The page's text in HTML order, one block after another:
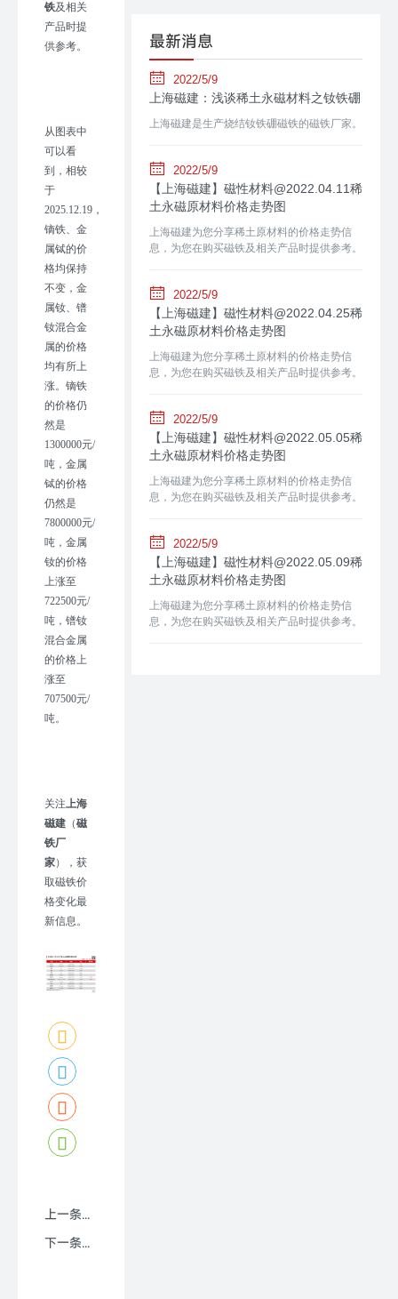
铁及相关
产品时提
供参考。
从图表中
可以看
到，相较
于
2025.12.19，
镝铁、金
属铽的价
格均保持
不变， 金
属钕、 镨
钕混合金
属的价格
均有所上
涨。 镝铁
的价格仍
然是
1300000元/
吨 ， 金属
铽的价格
仍然是
7800000元/
吨 ， 金属
钕的价格
上涨至
722500元/
吨 ， 镨钕
混合金属
的价格上
涨至
707500元/
吨。
关注上海
磁建 （磁
铁厂
家）
，获
取磁铁价
格变化最
新信息。
上一条：上海磁建：浅谈稀土永磁材料之钕铁硼
下一条：【上海磁建】磁性材料@2025.12.29稀土永磁原材料价格走势图
最新消息
2022/5/9
上海磁建：浅谈稀土永磁材料之钕铁硼
上海磁建是生产烧结钕铁硼磁铁的磁铁厂家。
2022/5/9
【上海磁建】磁性材料@2022.04.11稀
土永磁原材料价格走势图
上海磁建为您分享稀土原材料的价格走势信
息，为您在购买磁铁及相关产品时提供参考。
2022/5/9
【上海磁建】磁性材料@2022.04.25稀
土永磁原材料价格走势图
上海磁建为您分享稀土原材料的价格走势信
息，为您在购买磁铁及相关产品时提供参考。
2022/5/9
【上海磁建】磁性材料@2022.05.05稀
土永磁原材料价格走势图
上海磁建为您分享稀土原材料的价格走势信
息，为您在购买磁铁及相关产品时提供参考。
2022/5/9
【上海磁建】磁性材料@2022.05.09稀
土永磁原材料价格走势图
上海磁建为您分享稀土原材料的价格走势信
息，为您在购买磁铁及相关产品时提供参考。